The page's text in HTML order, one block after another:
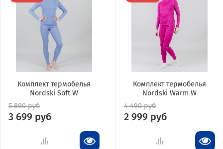
Комплект термобелья
Nordski Soft W
5 890 руб
3 699 руб
Комплект термобелья
Nordski Warm W
4 490 руб
2 999 руб